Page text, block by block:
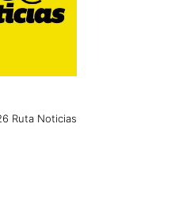
Ruta Noticias